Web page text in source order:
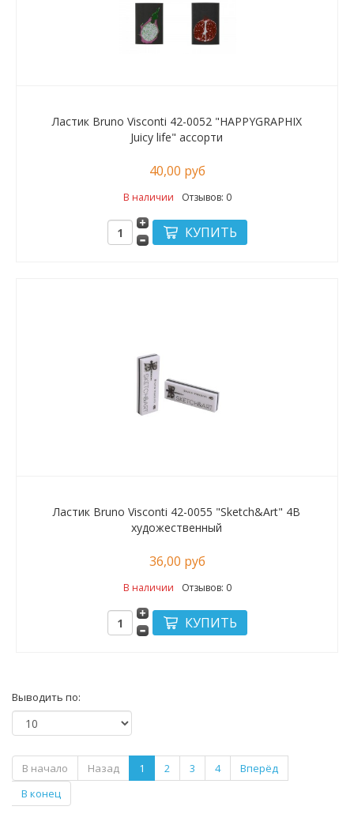
Ластик Bruno Visconti 42-0052 "HAPPYGRAPHIX
Juicy life" ассорти
40,00 руб
В наличии Отзывов: 0
Ластик Bruno Visconti 42-0055 "Sketch&Art" 4В
художественный
36,00 руб
В наличии Отзывов: 0
Выводить по:
В начало Назад 1 2 3 4
Вперёд
В конец